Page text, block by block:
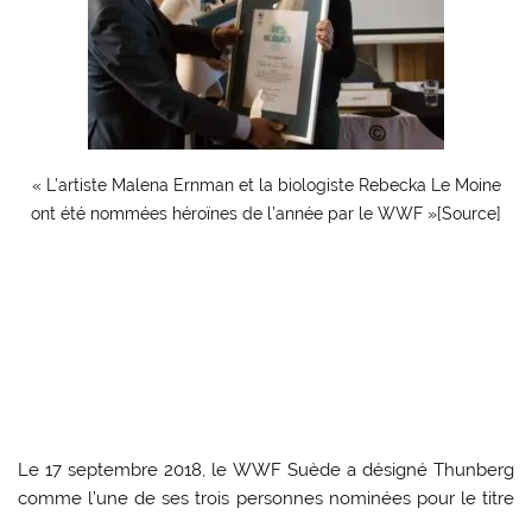
« L’artiste Malena Ernman et la biologiste Rebecka Le Moine
ont été nommées héroïnes de l’année par le WWF »[Source]
Le 17 septembre 2018, le WWF Suède a désigné Thunberg
comme l’une de ses trois personnes nominées pour le titre